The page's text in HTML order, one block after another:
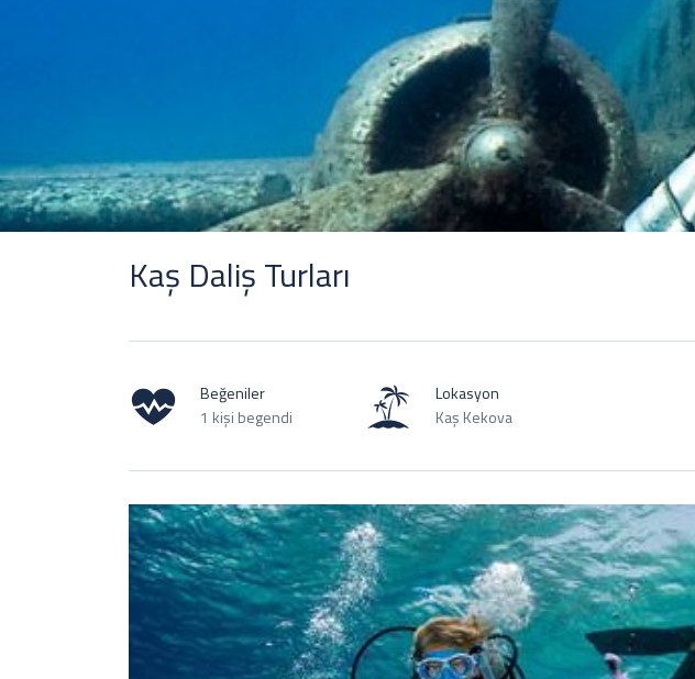
Kaş Daliş Turları
Beğeniler
1 kişi begendi
Lokasyon
Kaş Kekova